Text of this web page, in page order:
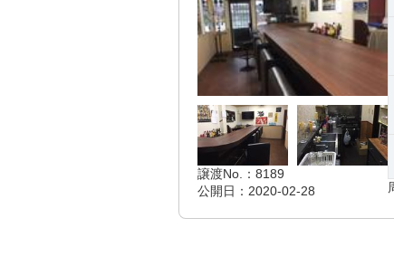
譲渡No.：8189
公開日：2020-02-28